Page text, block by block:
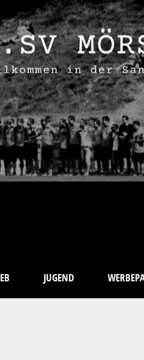
JUGEND